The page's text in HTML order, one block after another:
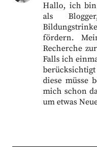
Hallo, ich
als
fördern.
Recherche
Falls ich
diese müsse
mich schon
um etwas